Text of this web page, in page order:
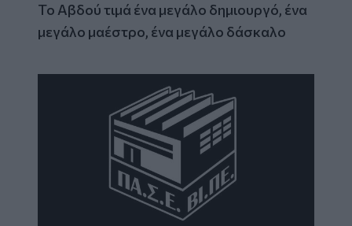
Το Αβδού τιμά ένα μεγάλο δημιουργό, ένα
μεγάλο μαέστρο, ένα μεγάλο δάσκαλο